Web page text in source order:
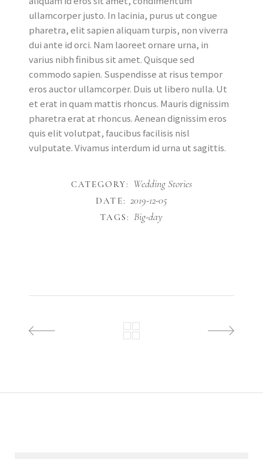
ullamcorper justo. In lacinia, purus ut congue
pharetra, elit sapien aliquam turpis, non viverra
dui ante id orci. Nam laoreet ornare urna, in
varius nibh finibus sit amet. Quisque sed
commodo sapien. Suspendisse at risus tempor
eros auctor ullamcorper. Duis ut libero nulla. Ut
et erat in quam mattis rhoncus. Mauris dignissim
pharetra erat at rhoncus. Aenean dignissim eros
quis elit volutpat, faucibus facilisis nisl
vulputate. Vivamus interdum id urna ut sagittis.
CATEGORY: Wedding Stories
DATE: 2019-12-05
TAGS: Big-day